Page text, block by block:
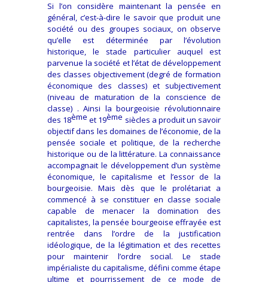
Si l’on considère maintenant la pensée en
général, c’est-à-dire le savoir que produit une
société ou des groupes sociaux, on observe
qu’elle est déterminée par l’évolution
historique, le stade particulier auquel est
parvenue la société et l’état de développement
des classes objectivement (degré de formation
économique des classes) et subjectivement
(niveau de maturation de la conscience de
classe) . Ainsi la bourgeoisie révolutionnaire
des 18ème et 19ème siècles a produit un savoir
objectif dans les domaines de l’économie, de la
pensée sociale et politique, de la recherche
historique ou de la littérature. La connaissance
accompagnait le développement d’un système
économique, le capitalisme et l’essor de la
bourgeoisie. Mais dès que le prolétariat a
commencé à se constituer en classe sociale
capable de menacer la domination des
capitalistes, la pensée bourgeoise effrayée est
rentrée dans l’ordre de la justification
idéologique, de la légitimation et des recettes
pour maintenir l’ordre social. Le stade
impérialiste du capitalisme, défini comme étape
ultime et pourrissement de ce mode de